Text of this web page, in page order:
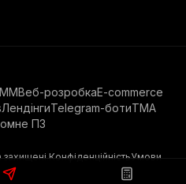
Веб-розробкаE-commerce
ЛендінгиTelegram-ботиTMA
ПЗ
КонфіденційністьУмови